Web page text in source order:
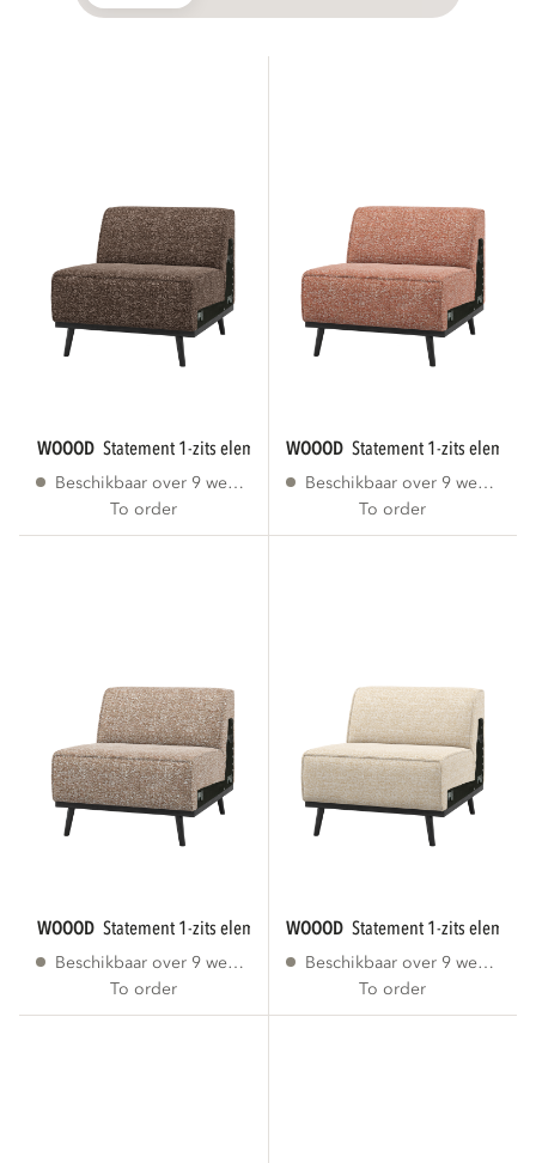
WOOOD statement 1-zits element bruin melange...
Beschikbaar over 9 weken
To order
WOOOD statement 1-zits
Beschikbaar over 9 weken
To order
WOOOD statement 1-zits element lichtbruin...
Beschikbaar over 9 weken
To order
WOOOD statement 1-zits
Beschikbaar over 9 weken
To order